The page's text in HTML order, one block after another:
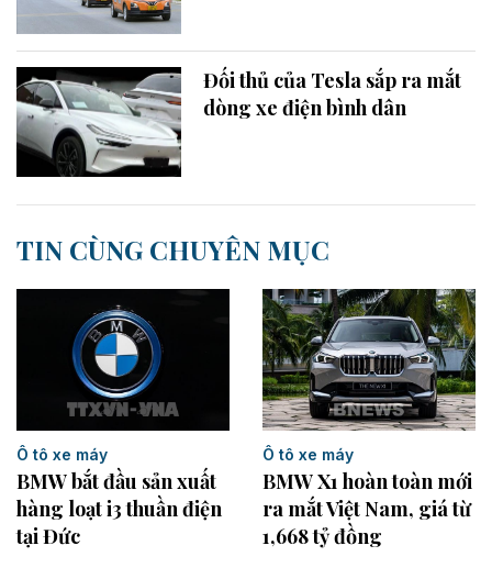
Đối thủ của Tesla sắp ra mắt
dòng xe điện bình dân
TIN CÙNG CHUYÊN MỤC
Ô tô xe máy
BMW bắt đầu sản xuất
hàng loạt i3 thuần điện
tại Đức
Ô tô xe máy
BMW X1 hoàn toàn mới
ra mắt Việt Nam, giá từ
1,668 tỷ đồng